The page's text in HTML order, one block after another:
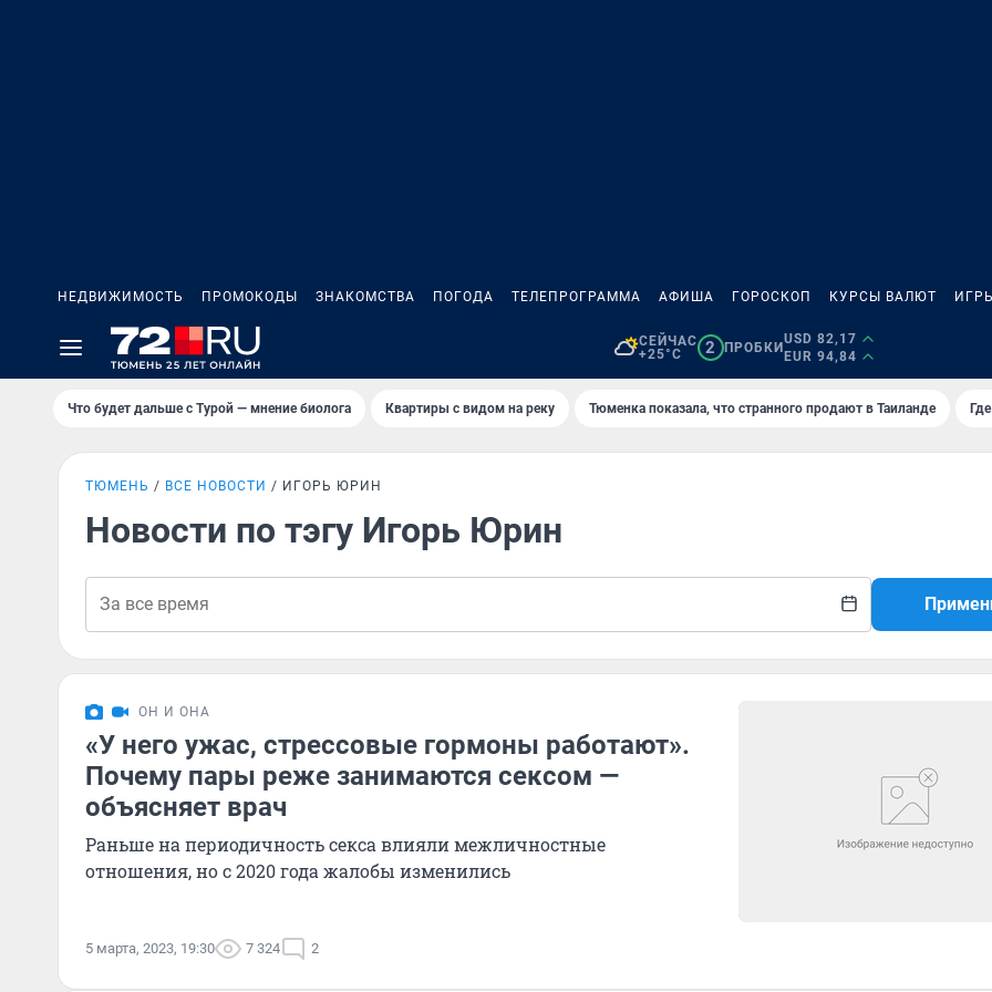
НЕДВИЖИМОСТЬ ПРОМОКОДЫ ЗНАКОМСТВА ПОГОДА ТЕЛЕПРОГРАММА АФИША ГОРОСКОП КУРСЫ ВАЛЮТ
СЕЙЧАС
+25°C
2 ПРОБКИ
USD 82,17
EUR 94,84
Что будет дальше с Турой — мнение биолога Квартиры с видом на реку Тюменка показала, что странного продают в Таиланде
ТЮМЕНЬ ВСЕ НОВОСТИ ИГОРЬ ЮРИН
Новости по тэгу Игорь Юрин
ОН И ОНА
«У него ужас, стрессовые гормоны работают».
Почему пары реже занимаются сексом —
объясняет врач
Раньше на периодичность секса влияли межличностные
отношения, но с 2020 года жалобы изменились
5 марта, 2023, 19:30 7 324 2